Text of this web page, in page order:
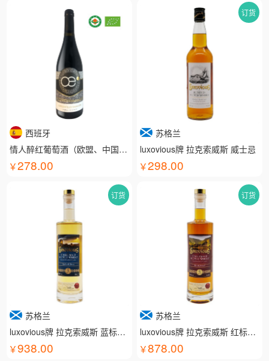
西班牙
情人醉红葡萄酒（欧盟、中国有机认证）
278.00
订货
苏格兰
luxovious牌 拉克索威斯 威士忌
298.00
订货
苏格兰
luxovious牌 拉克索威斯 蓝标威士忌
938.00
订货
苏格兰
luxovious牌 拉克索威斯 红标威士忌
878.00